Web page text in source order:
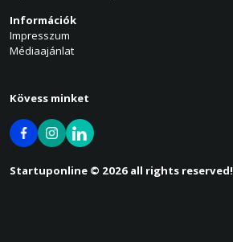
Információk
Impresszum
Médiaajánlat
Kövess minket
Startuponline © 2026 all rights reserved!